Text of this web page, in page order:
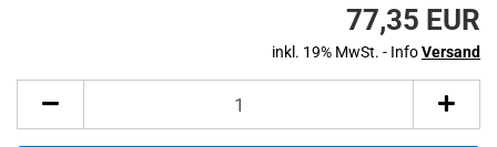
77,35 EUR
inkl. 19% MwSt. - InfoVersand